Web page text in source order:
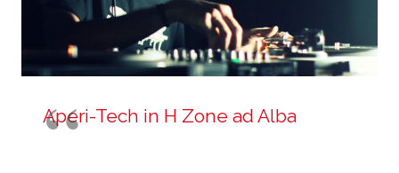
Aperi-Tech in H Zone ad Alba